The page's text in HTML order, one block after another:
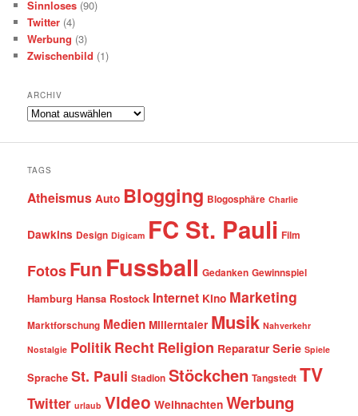
Sinnloses (90)
Twitter (4)
Werbung (3)
Zwischenbild (1)
ARCHIV
Archiv
TAGS
Atheismus Auto Blogging Blogosphäre Charlie
Dawkins Design Digicam FC St. Pauli Film
FotosFun Fussball Gedanken Gewinnspiel
Hamburg Hansa Rostock Internet Kino Marketing
Marktforschung Medien Millerntaler Musik Nahverkehr
Nostalgie Politik Recht Religion Reparatur Serie Spiele
Sprache St. Pauli Stadion Stöckchen Tangstedt TV
Twitter urlaub Video Weihnachten Werbung